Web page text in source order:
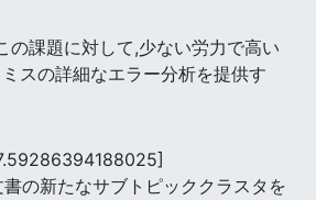
課題に対して,少ない労力で高い
スの詳細なエラー分析を提供す
の新たなサブトピッククラスタを